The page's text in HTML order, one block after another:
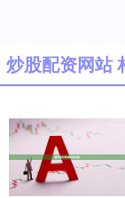
炒股配资网站